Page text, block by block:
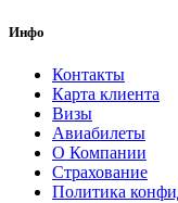
Инфо
Контакты
Карта клиента
Визы
Авиабилеты
О Компании
Страхование
Политика